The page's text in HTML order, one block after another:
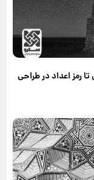
رمز اعداد در طراحی